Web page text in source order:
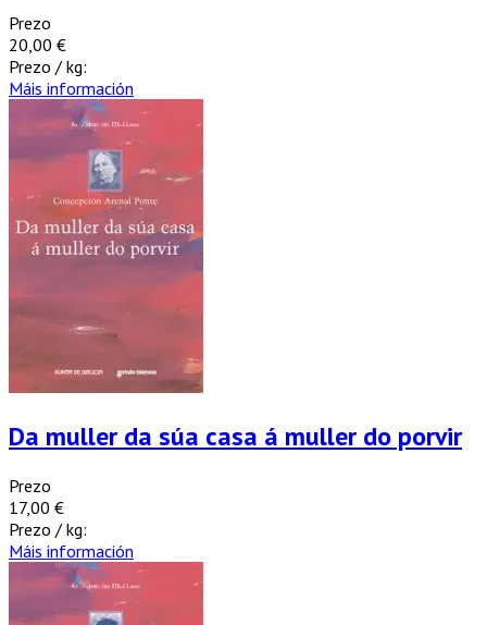
Prezo
20,00 €
Prezo / kg:
Máis información
Da muller da súa casa á muller do porvir
Prezo
17,00 €
Prezo / kg:
Máis información